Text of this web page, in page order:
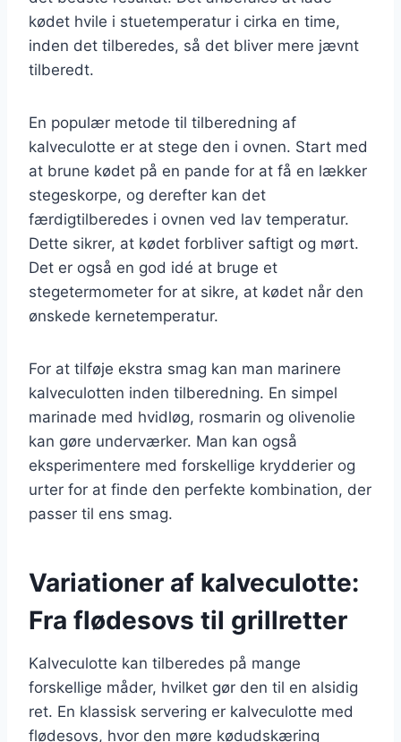
kødet hvile i stuetemperatur i cirka en time,
inden det tilberedes, så det bliver mere jævnt
tilberedt.
En populær metode til tilberedning af
kalveculotte er at stege den i ovnen. Start med
at brune kødet på en pande for at få en lækker
stegeskorpe, og derefter kan det
færdigtilberedes i ovnen ved lav temperatur.
Dette sikrer, at kødet forbliver saftigt og mørt.
Det er også en god idé at bruge et
stegetermometer for at sikre, at kødet når den
ønskede kernetemperatur.
For at tilføje ekstra smag kan man marinere
kalveculotten inden tilberedning. En simpel
marinade med hvidløg, rosmarin og olivenolie
kan gøre underværker. Man kan også
eksperimentere med forskellige krydderier og
urter for at finde den perfekte kombination, der
passer til ens smag.
Variationer af kalveculotte:
Fra flødesovs til grillretter
Kalveculotte kan tilberedes på mange
forskellige måder, hvilket gør den til en alsidig
ret. En klassisk servering er kalveculotte med
flødesovs, hvor den møre kødudskæring